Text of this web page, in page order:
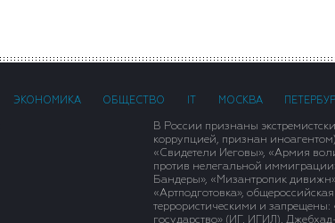
ЭКОНОМИКА ОБЩЕСТВО МОСКВА
В России признаны
коррупцией, признан
«Свидетели Иеговы», «Армия
против нелегальной
Бандеры», «Мизантропик
«Артподготовка»,
террористическими и
государство» (ИГ, ИГИЛ),